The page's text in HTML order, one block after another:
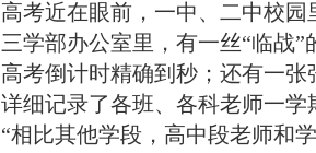
高考近在眼前，一中、二中校
三学部办公室里，有一丝“临战
高考倒计时精确到秒；还有一
详细记录了各班、各科老师一学
“相比其他学段，高中段老师和